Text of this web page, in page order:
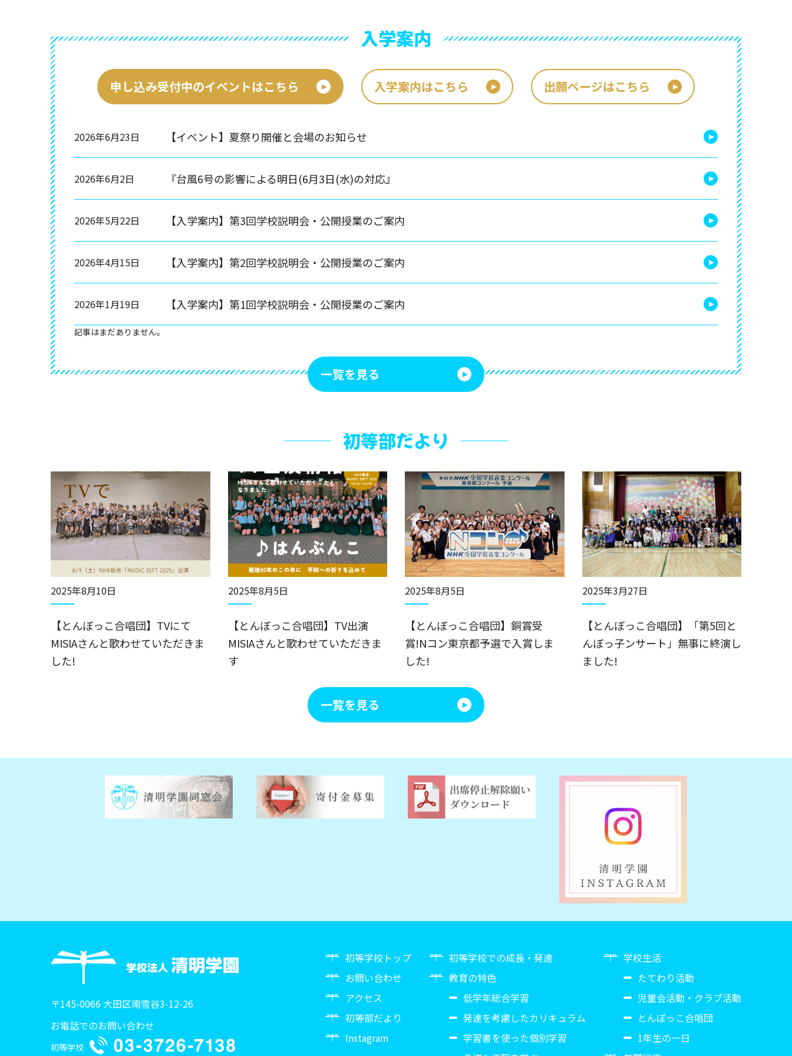
入学案内
申し込み受付中のイベントはこちら 入学案内はこちら 出願ページはこちら
2026年6月23日 【イベント】夏祭り開催と会場のお知らせ
2026年6月2日 『台風6号の影響による明日(6月3日(水)の対応』
2026年5月22日 【入学案内】第3回学校説明会・公開授業のご案内
2026年4月15日 【入学案内】第2回学校説明会・公開授業のご案内
2026年1月19日 【入学案内】第1回学校説明会・公開授業のご案内
記事はまだありません。
一覧を見る
初等部だより
2025年8月10日
【とんぼっこ合唱団】TVにて
MISIAさんと歌わせていただきま
した!
2025年8月5日
【とんぼっこ合唱団】TV出演
MISIAさんと歌わせていただきま
す
2025年8月5日
【とんぼっこ合唱団】銅賞受
賞!Nコン東京都予選で入賞しま
した!
2025年3月27日
【とんぼっこ合唱団】「第5回と
んぼっ子ンサート」無事に終演し
ました!
一覧を見る
初等学校トップ
お問い合わせ
アクセス
初等部だより
Instagram
初等学校での成長・発達
教育の特色
低学年総合学習
発達を考慮したカリキュラム
学習書を使った個別学習
学校生活
たてわり活動
児童会活動・クラブ活動
とんぼっこ合唱団
1年生の一日
〒145-0066 大田区南雪谷3-12-26
お電話でのお問い合わせ
初等学校